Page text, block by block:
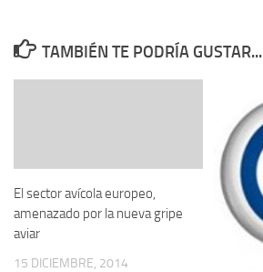
TAMBIÉN TE PODRÍA GUSTAR...
El sector avícola europeo,
amenazado por la nueva gripe
aviar
15 DICIEMBRE, 2014